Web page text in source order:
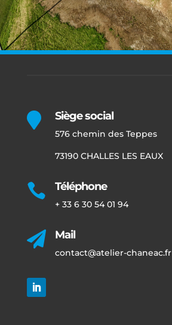
 Siège social
576 chemin des Teppes
73190 CHALLES LES EAUX
 Téléphone
+ 33 6 30 54 01 94
 Mail
contact@atelier-chaneac.fr